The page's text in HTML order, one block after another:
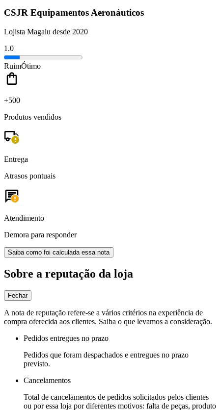
CSJR Equipamentos Aeronáuticos
Lojista Magalu desde 2020
1.0
RuimÓtimo
+500
Produtos vendidos
Entrega
Atrasos pontuais
Atendimento
Demora para responder
Saiba como foi calculada essa nota
Sobre a reputação da loja
Fechar
A nota de reputação refere-se a vários critérios na experiência de
compra oferecida aos clientes. Saiba o que levamos a consideração.
Pedidos entregues no prazo
Pedidos que foram despachados e entregues no prazo
previsto.
Cancelamentos
Total de cancelamentos de pedidos solicitados pelos clientes
ou por essa loja por diferentes motivos: falta de peças, produto